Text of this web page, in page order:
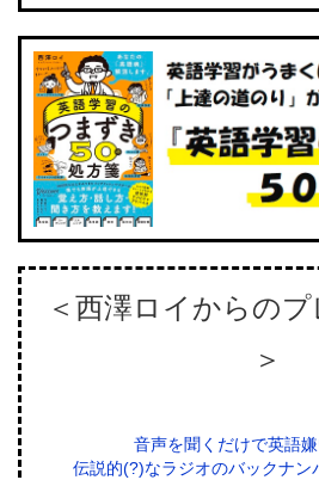
＜西澤ロイからの
＞
音声を聞くだけで英語嫌
伝説的(?)なラジオのバックナン